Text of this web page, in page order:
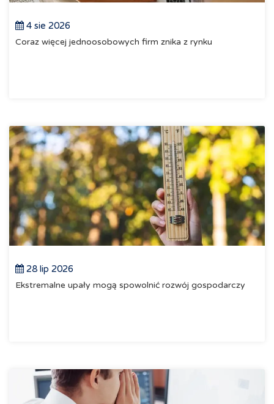
4 sie 2026
Coraz więcej jednoosobowych firm znika z rynku
28 lip 2026
Ekstremalne upały mogą spowolnić rozwój gospodarczy